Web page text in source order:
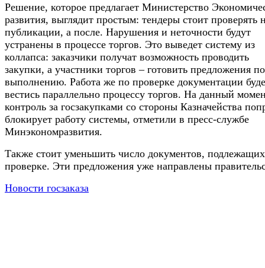
Решение, которое предлагает Министерство
развития, выглядит простым: тендеры стоит проверять
публикации, а после. Нарушения и неточности будут
устранены в процессе торгов. Это выведет систему из
коллапса: заказчики получат возможность проводить
закупки, а участники торгов – готовить предложения
выполнению. Работа же по проверке документации
вестись параллельно процессу торгов. На данный
контроль за госзакупками со стороны Казначейства
блокирует работу системы, отметили в пресс-службе
Минэкономразвития.
Также стоит уменьшить число документов, подлежащих
проверке. Эти предложения уже направлены
Новости госзаказа